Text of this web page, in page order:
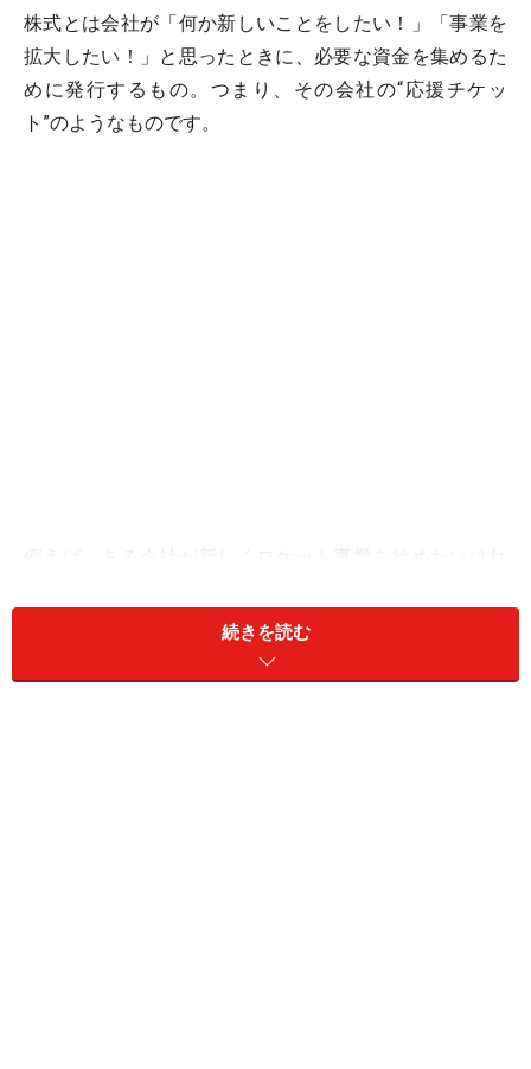
株式とは会社が「何か新しいことをしたい！」「事業を
拡大したい！」と思ったときに、必要な資金を集めるた
めに発行するもの。つまり、その会社の“応援チケッ
ト”のようなものです。
や今後の展望について説明し、応援してくれる人に発行
した株式を買ってもらって資金を集めます。
続きを読む